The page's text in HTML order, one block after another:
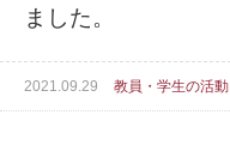
ました。
2021.09.29 教員・学生の活動